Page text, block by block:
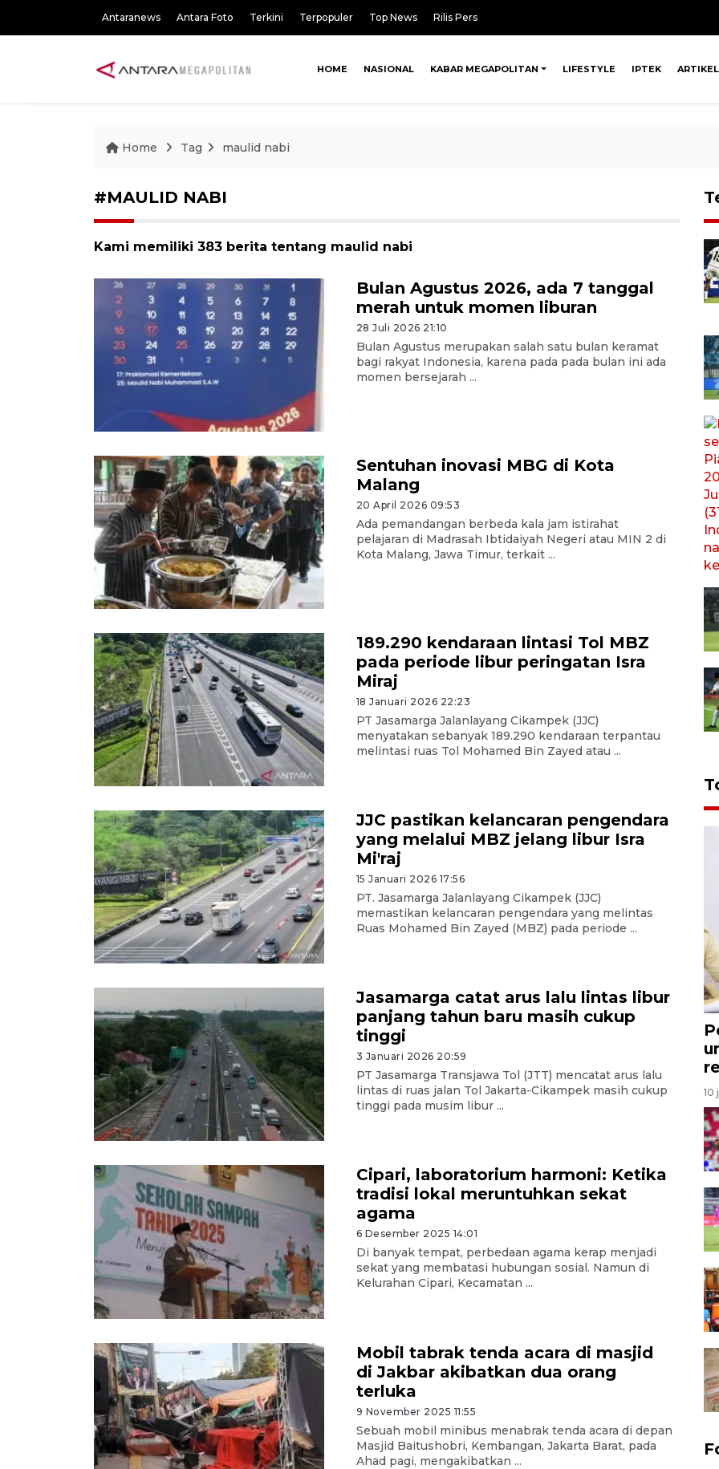
Antaranews Antara Foto Terkini Terpopuler Top News Rilis Pers
HOME NASIONAL KABAR MEGAPOLITAN LIFESTYLE IPTEK ARTIKEL
Home Tag maulid nabi
#MAULID NABI
Kami memiliki 383 berita tentang maulid nabi
Bulan Agustus 2026, ada 7 tanggal
merah untuk momen liburan
28 Juli 2026 21:10
Bulan Agustus merupakan salah satu bulan keramat
bagi rakyat Indonesia, karena pada pada bulan ini ada
momen bersejarah ...
Sentuhan inovasi MBG di Kota
Malang
20 April 2026 09:53
Ada pemandangan berbeda kala jam istirahat
pelajaran di Madrasah Ibtidaiyah Negeri atau MIN 2 di
Kota Malang, Jawa Timur, terkait ...
189.290 kendaraan lintasi Tol MBZ
pada periode libur peringatan Isra
Miraj
18 Januari 2026 22:23
PT Jasamarga Jalanlayang Cikampek (JJC)
menyatakan sebanyak 189.290 kendaraan terpantau
melintasi ruas Tol Mohamed Bin Zayed atau ...
JJC pastikan kelancaran pengendara
yang melalui MBZ jelang libur Isra
Mi'raj
15 Januari 2026 17:56
PT. Jasamarga Jalanlayang Cikampek (JJC)
memastikan kelancaran pengendara yang melintas
Ruas Mohamed Bin Zayed (MBZ) pada periode ...
Jasamarga catat arus lalu lintas libur
panjang tahun baru masih cukup
tinggi
3 Januari 2026 20:59
PT Jasamarga Transjawa Tol (JTT) mencatat arus lalu
lintas di ruas jalan Tol Jakarta-Cikampek masih cukup
tinggi pada musim libur ...
Cipari, laboratorium harmoni: Ketika
tradisi lokal meruntuhkan sekat
agama
6 Desember 2025 14:01
Di banyak tempat, perbedaan agama kerap menjadi
sekat yang membatasi hubungan sosial. Namun di
Kelurahan Cipari, Kecamatan ...
Mobil tabrak tenda acara di masjid
di Jakbar akibatkan dua orang
terluka
9 November 2025 11:55
Sebuah mobil minibus menabrak tenda acara di depan
Masjid Baitushobri, Kembangan, Jakarta Barat, pada
Ahad pagi, mengakibatkan ...
10